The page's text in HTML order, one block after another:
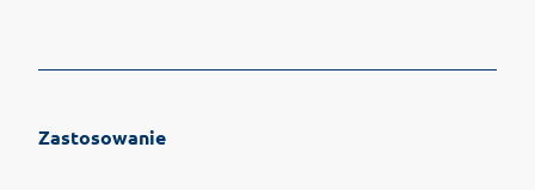
Zastosowanie